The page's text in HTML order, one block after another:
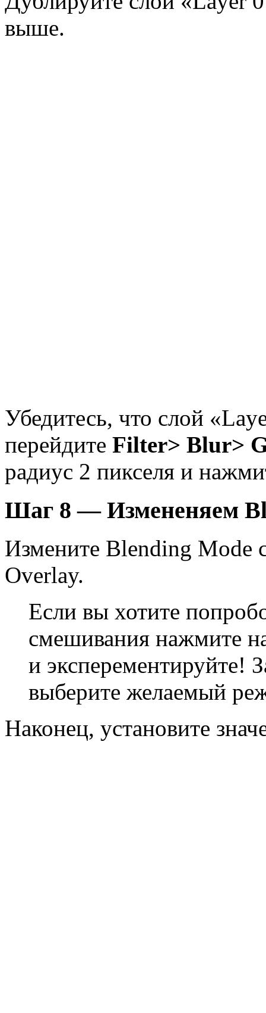
выше.
Убедитесь, что слой
перейдите Filter> Blur>
радиус 2 пикселя и
Шаг 8 — Измененяем
Измените Blending Mode
Overlay.
Если вы хотите
смешивания нажмите
и эксперементируйте!
выберите желаемый
Наконец, установите